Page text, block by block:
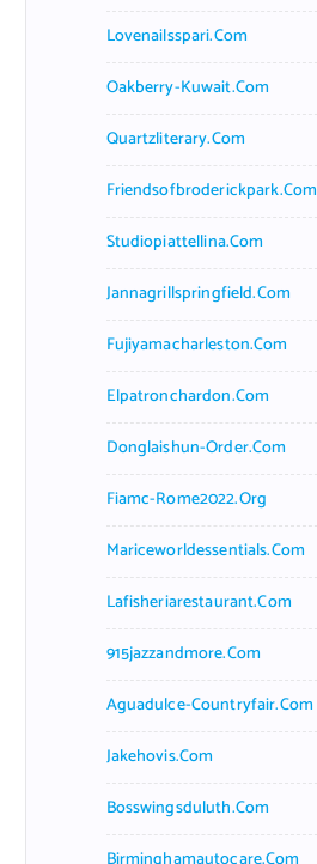
Lovenailsspari.com
Oakberry-Kuwait.com
Quartzliterary.com
Friendsofbroderickpark.com
Studiopiattellina.com
Jannagrillspringfield.com
Fujiyamacharleston.com
Elpatronchardon.com
Donglaishun-Order.com
Fiamc-Rome2022.org
Mariceworldessentials.com
Lafisheriarestaurant.com
915jazzandmore.com
Aguadulce-Countryfair.com
Jakehovis.com
Bosswingsduluth.com